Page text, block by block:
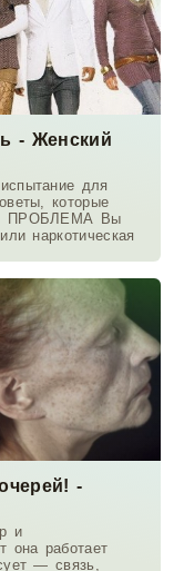
- Женский
для
которые
ПРОБЛЕМА Вы
наркотическая
-
и
она работает
— связь,